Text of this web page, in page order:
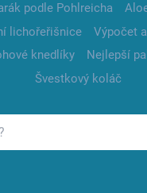
podle Pohlreicha
lichořeřišnice
Výpočet
knedlíky
Nejlepší
Švestkový koláč